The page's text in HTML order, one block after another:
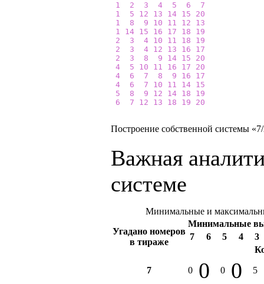
1 2 3 4 5 6
7
1
5 12 13 14 15
20
1
8 9 10 11 12
13
1
14 15 16 17 18
19
2
3 4 10 11 18
19
2
3 4 12 13 16
17
2
3 8 9 14 15
20
4
5 10 11 16 17
20
4
6 7 8 9 16
17
4
6 7 10 11 14 15
5
8 9 12 14 18
19
6
7 12 13 18 19 20
Построение собственной системы
Важная
системе
Минимальные и
Угадано номеров
в тираже
Минимальные
7
6 5 4
3
7 0 0 0 0 5